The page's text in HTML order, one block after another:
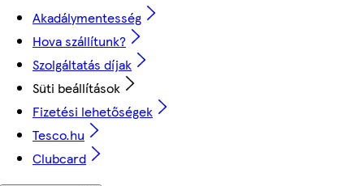
Akadálymentesség
Hova szállítunk?
Szolgáltatás díjak
Süti beállítások
Fizetési lehetőségek
Tesco.hu
Clubcard